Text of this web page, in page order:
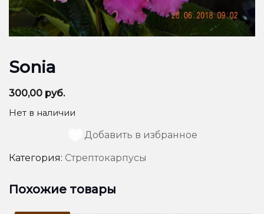
Sonia
300,00 руб.
Нет в наличии
Добавить в избранное
Категория: Стрептокарпусы
Похожие товары